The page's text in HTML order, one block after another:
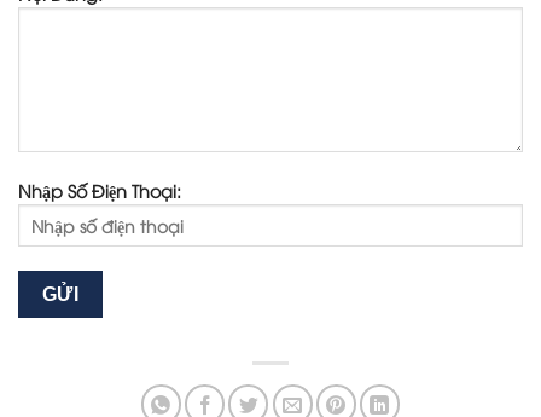
Nhập Số Điện Thoại: